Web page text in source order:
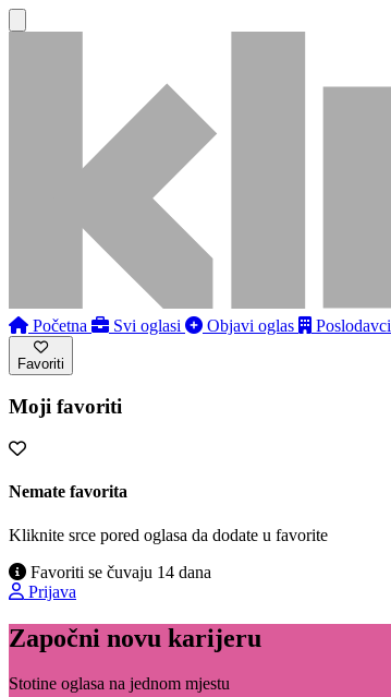
Početna Svi oglasi Objavi oglas Poslodavci
Favoriti
Moji favoriti
Nemate favorita
Kliknite srce pored oglasa da dodate u favorite
Favoriti se čuvaju 14 dana
Prijava
Započni novu karijeru
Stotine oglasa na jednom mjestu